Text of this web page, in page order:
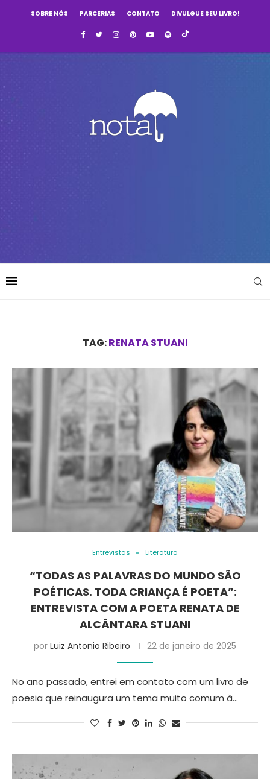
SOBRE NÓS PARCERIAS CONTATO DIVULGUE SEU LIVRO!
TAG:RENATA STUANI
Entrevistas Literatura
“TODAS AS PALAVRAS DO MUNDO SÃO
POÉTICAS. TODA CRIANÇA É POETA”:
ENTREVISTA COM A POETA RENATA DE
ALCÂNTARA STUANI
por Luiz Antonio Ribeiro 22 de janeiro de 2025
No ano passado, entrei em contato com um livro de
poesia que reinaugura um tema muito comum à…